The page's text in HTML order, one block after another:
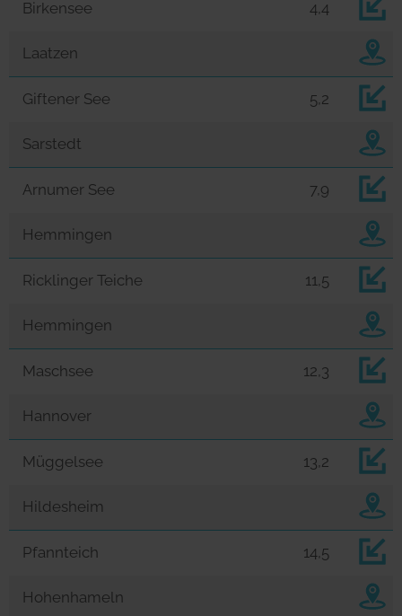
Birkensee 4,4
Laatzen
Giftener See 5,2
Sarstedt
Arnumer See 7,9
Hemmingen
Ricklinger Teiche 11,5
Hemmingen
Maschsee 12,3
Hannover
Müggelsee 13,2
Hildesheim
Pfannteich 14,5
Hohenhameln